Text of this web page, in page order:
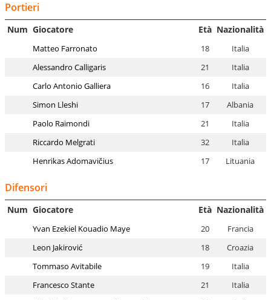
Portieri
Num Giocatore Età Nazionalità
Matteo Farronato 18
Italia
Alessandro Calligaris
21
Italia
Carlo Antonio Galliera
16
Italia
Simon Lleshi
17
Albania
Paolo Raimondi
21
Italia
Riccardo Melgrati
32
Italia
Henrikas Adomavičius
17 Lituania
Difensori
Num Giocatore Età Nazionalità
Yvan Ezekiel Kouadio Maye 20
Francia
Leon Jakirović
18
Croazia
Tommaso Avitabile
19
Italia
Francesco Stante
21
Italia